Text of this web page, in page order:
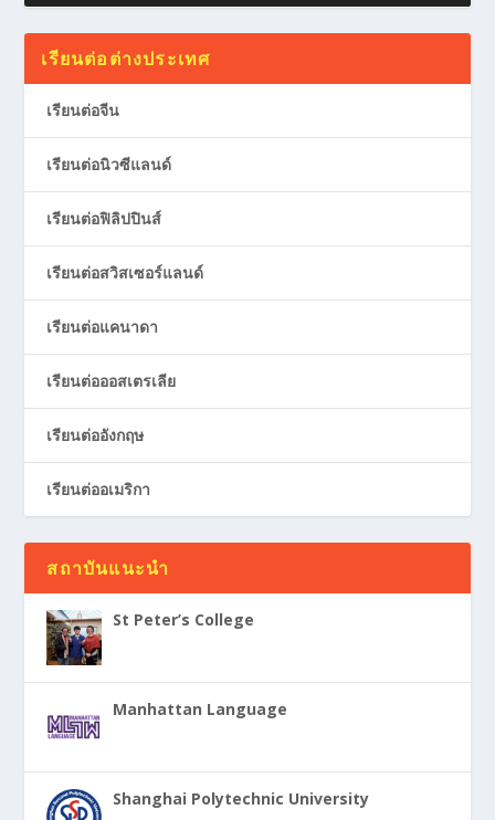
เรียนต่อต่างประเทศ
เรียนต่อจีน
เรียนต่อนิวซีแลนด์
เรียนต่อฟิลิปปินส์
เรียนต่อสวิสเซอร์แลนด์
เรียนต่อแคนาดา
เรียนต่อออสเตรเลีย
เรียนต่ออังกฤษ
เรียนต่ออเมริกา
สถาบันแนะนำ
St Peter’s College
Manhattan Language
Shanghai Polytechnic University